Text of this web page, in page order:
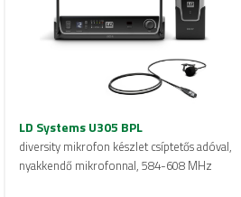
LD Systems U305 BPL
diversity mikrofon készlet csíptetős adóval,
nyakkendő mikrofonnal, 584-608 MHz